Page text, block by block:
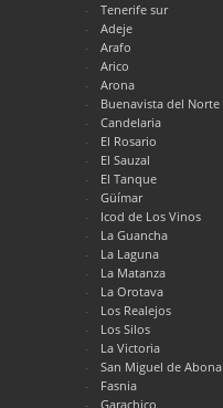
Tenerife sur
Adeje
Arafo
Arico
Arona
Buenavista del Norte
Candelaria
El Rosario
El Sauzal
El Tanque
Güímar
Icod de Los Vinos
La Guancha
La Laguna
La Matanza
La Orotava
Los Realejos
Los Silos
La Victoria
San Miguel de Abona
Fasnia
Garachico